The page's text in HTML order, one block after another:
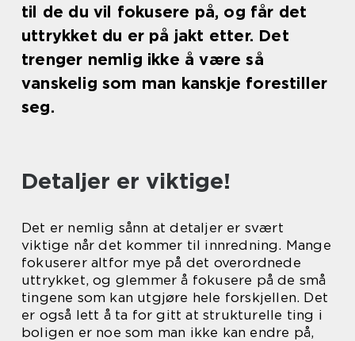
til de du vil fokusere på, og får det
uttrykket du er på jakt etter. Det
trenger nemlig ikke å være så
vanskelig som man kanskje forestiller
seg.
Detaljer er viktige!
Det er nemlig sånn at detaljer er svært
viktige når det kommer til innredning. Mange
fokuserer altfor mye på det overordnede
uttrykket, og glemmer å fokusere på de små
tingene som kan utgjøre hele forskjellen. Det
er også lett å ta for gitt at strukturelle ting i
boligen er noe som man ikke kan endre på,